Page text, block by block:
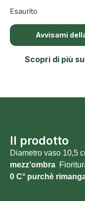
Esaurito
Avvisami
Scopri di più
Il prodotto
Diametro vaso 10,5
mezz’ombra
0 C° purchè